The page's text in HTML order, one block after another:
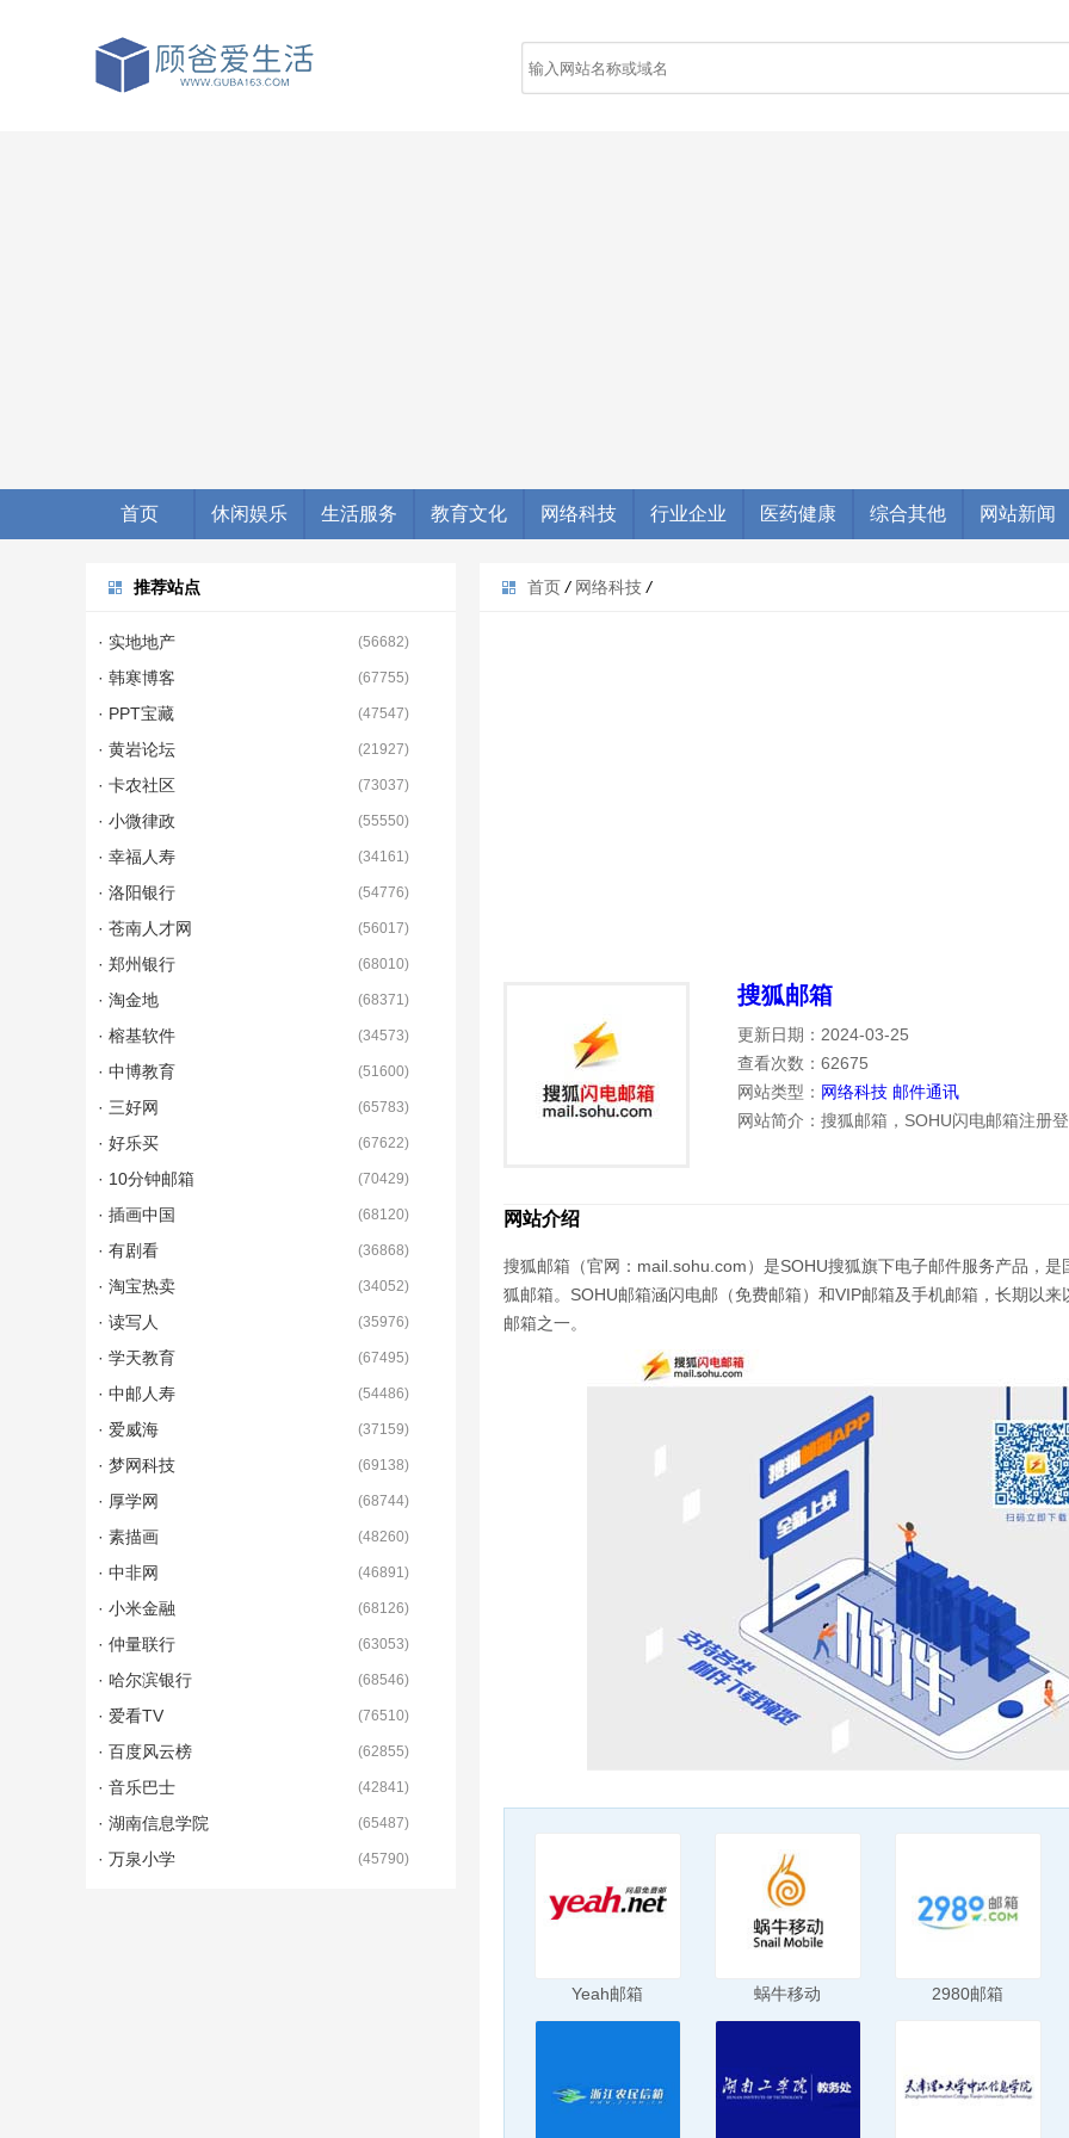
首页 休闲娱乐 生活服务 教育文化 网络科技 行业企业 医药健康 综合其他 网站新闻
首页 / 网络科技 /
搜狐邮箱
更新日期：2024-03-25
查看次数：62675
网站类型： 网络科技 邮件通讯
网站简介：搜狐邮箱，SOHU闪电邮箱注册
网站介绍
搜狐邮箱（官网：mail.sohu.com）是SOHU搜狐旗下电子邮件服务产品，
狐邮箱。SOHU邮箱涵闪电邮（免费邮箱）和VIP邮箱及手机邮箱，长期以
邮箱之一。
Yeah邮箱 蜗牛移动 2980邮箱
推荐站点
· 实地地产 (56682)
· 韩寒博客 (67755)
· PPT宝藏 (47547)
· 黄岩论坛 (21927)
· 卡农社区 (73037)
· 小微律政 (55550)
· 幸福人寿 (34161)
· 洛阳银行 (54776)
· 苍南人才网 (56017)
· 郑州银行 (68010)
· 淘金地 (68371)
· 榕基软件 (34573)
· 中博教育 (51600)
· 三好网 (65783)
· 好乐买 (67622)
· 10分钟邮箱 (70429)
· 插画中国 (68120)
· 有剧看 (36868)
· 淘宝热卖 (34052)
· 读写人 (35976)
· 学天教育 (67495)
· 中邮人寿 (54486)
· 爱威海 (37159)
· 梦网科技 (69138)
· 厚学网 (68744)
· 素描画 (48260)
· 中非网 (46891)
· 小米金融 (68126)
· 仲量联行 (63053)
· 哈尔滨银行 (68546)
· 爱看TV (76510)
· 百度风云榜 (62855)
· 音乐巴士 (42841)
· 湖南信息学院 (65487)
· 万泉小学 (45790)